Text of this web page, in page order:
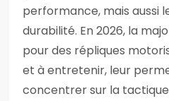
performance, mais aussi
durabilité. En 2026, la
pour des répliques
et à entretenir, leur
concentrer sur la tactique